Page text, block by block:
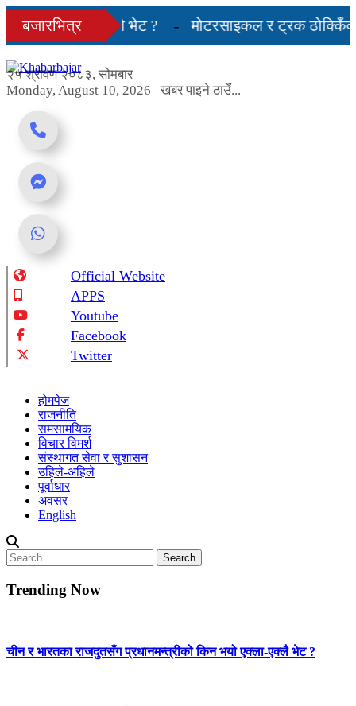
Skip
content
बजारभित्र
किन भयो एक्ला-एक्लै भेट ?
मोटरसाइकल र ट्रक
२५ श्रावण २०८३, सोमबार
Monday, August 10, 2026
खबर पाइने ठाउँ...
Online News Portal
Official Website
APPS
Youtube
Facebook
Twitter
होमपेज
राजनीति
समसामयिक
विचार विमर्श
संस्थागत सेवा र सुशासन
उहिले-अहिले
पूर्वाधार
अवसर
English
Search
for:
Trending Now
चीन र भारतका राजदुतसँग प्रधानमन्त्रीको किन भयो एक्ला-एक्लै भेट ?